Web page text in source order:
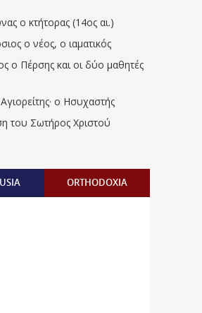
ο κτήτορας (14ος αι.)
ο νέος, ο ιαματικός
ο Πέρσης και οι δύο μαθητές
· ο Ησυχαστής
του Σωτήρος Χριστού
ORTHODOXIA